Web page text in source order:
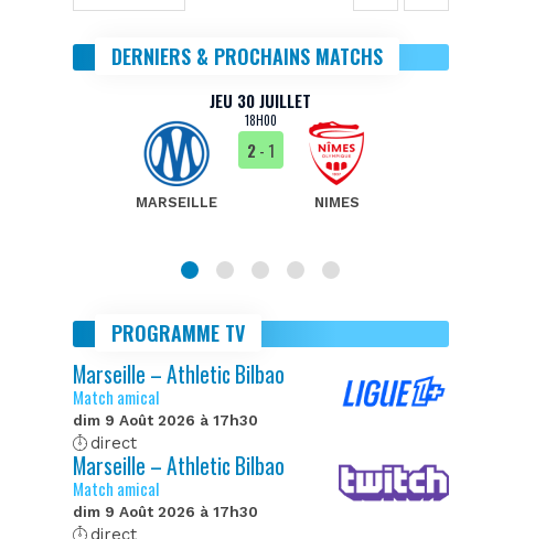
DERNIERS & PROCHAINS MATCHS
JEU 30 JUILLET
18H00
MARSEILLE
2- 1
NIMES
PROGRAMME TV
Marseille – Athletic Bilbao
Match amical
dim 9 Août 2026 à 17h30
direct
Marseille – Athletic Bilbao
Match amical
dim 9 Août 2026 à 17h30
direct